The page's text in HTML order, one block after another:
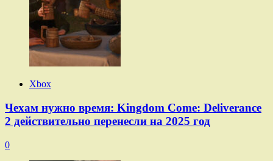
Xbox
Чехам нужно время: Kingdom Come: Deliverance
2 действительно перенесли на 2025 год
0